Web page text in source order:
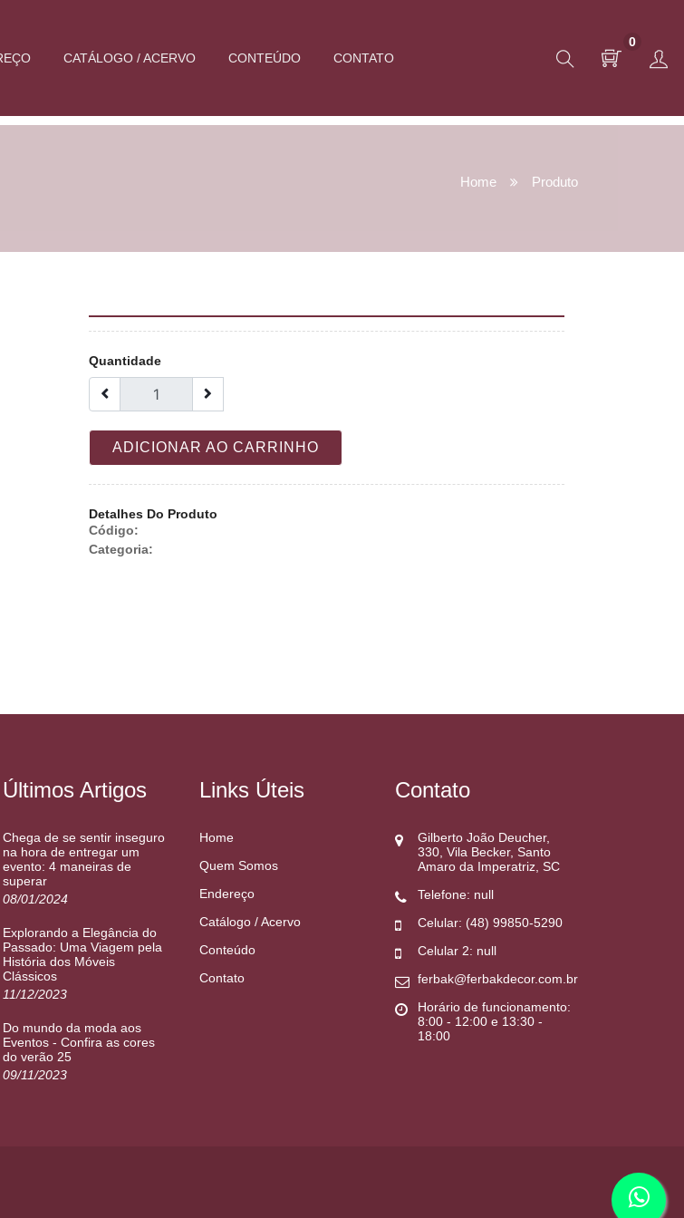
CATÁLOGO / ACERVO CONTEÚDO CONTATO
0
Home Produto
Quantidade
ADICIONAR AO CARRINHO
Detalhes Do Produto
Código:
Categoria:
Últimos Artigos
Chega de se sentir inseguro
na hora de entregar um
evento: 4 maneiras de
superar
08/01/2024
Explorando a Elegância do
Passado: Uma Viagem pela
História dos Móveis
Clássicos
11/12/2023
Do mundo da moda aos
Eventos - Confira as cores
do verão 25
09/11/2023
Links Úteis
Home
Quem Somos
Endereço
Catálogo / Acervo
Conteúdo
Contato
Contato
Gilberto João Deucher,
330, Vila Becker, Santo
Amaro da Imperatriz, SC
Telefone: null
Celular: (48) 99850-5290
Celular 2: null
ferbak@ferbakdecor.com.br
Horário de funcionamento:
8:00 - 12:00 e 13:30 -
18:00